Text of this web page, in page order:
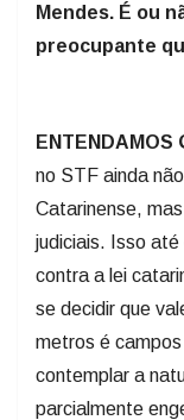
Mendes. É ou
preocupante
ENTENDAMOS
no STF ainda
Catarinense,
judiciais. Isso
contra a lei
se decidir que
metros é
contemplar a
parcialmente